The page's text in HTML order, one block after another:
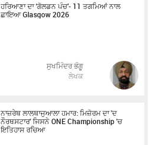
ਹਰਿਆਣਾ ਦਾ ‘ਗੋਲਡਨ ਪੰਚ’- 11 ਤਗਮਿਆਂ ਨਾਲ
ਛਾਇਆ Glasgow 2026
ਸੁਖਮਿੰਦਰ ਭੰਗੂ
ਲੇਖਕ
ਨਾਜ਼ਰੇਥ ਲਾਲਥਾਜੁਆਲਾ ਹਮਾਰ: ਮਿਜ਼ੋਰਮ ਦਾ 'ਦ
ਨੌਰਥਸਟਾਰ' ਜਿਸਨੇ ONE Championship 'ਚ
ਇਤਿਹਾਸ ਰਚਿਆ